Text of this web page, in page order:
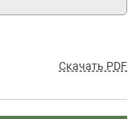
Скачать PDF